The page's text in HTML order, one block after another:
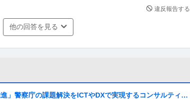
違反報告する
他の回答を見る
」警察庁の課題解決をICTやDXで実現するコンサルティン